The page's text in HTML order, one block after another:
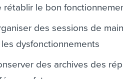
rétablir le bon
des sessions de
dysfonctionnements
des archives des